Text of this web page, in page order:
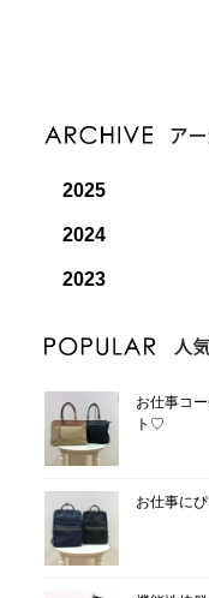
2025
2024
2023
お仕事コ
ト♡
お仕事に